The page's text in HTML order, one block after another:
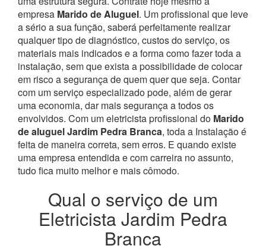
empresa Marido de Aluguel. Um profissional que leve
a sério a sua função, saberá perfeitamente realizar
qualquer tipo de diagnóstico, custos do serviço, os
materiais mais indicados e a forma como fazer toda a
instalação, sem que exista a possibilidade de colocar
em risco a segurança de quem quer que seja. Contar
com um serviço especializado pode, além de gerar
uma economia, dar mais segurança a todos os
envolvidos. Com um eletricista profissional do Marido
de aluguel Jardim Pedra Branca, toda a Instalação é
feita de maneira correta, sem erros. E quando existe
uma empresa entendida e com carreira no assunto,
tudo fica muito melhor e mais cômodo.
Qual o serviço de um
Eletricista Jardim Pedra
Branca